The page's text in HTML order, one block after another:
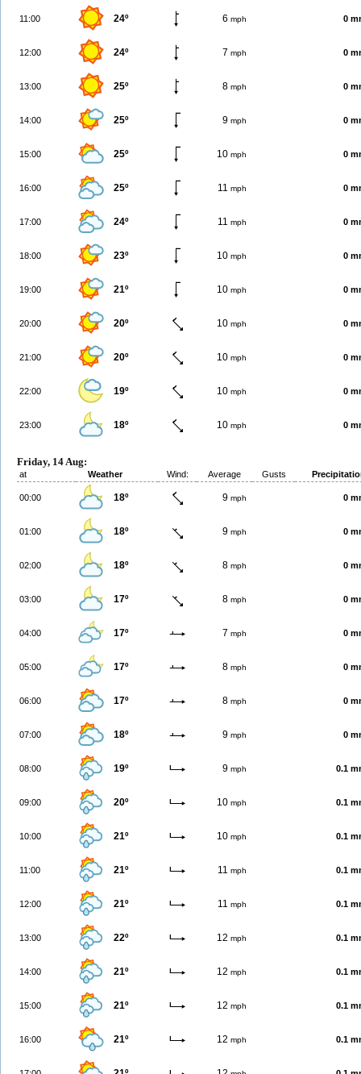
11:00 24º 6 mph 0
12:00 24º 7 mph 0
13:00 25º 8 mph 0
14:00 25º 9 mph 0
15:00 25º 10 mph 0
16:00 25º 11 mph 0
17:00 24º 11 mph 0
18:00 23º 10 mph 0
19:00 21º 10 mph 0
20:00 20º 10 mph 0
21:00 20º 10 mph 0
22:00 19º 10 mph 0
23:00 18º 10 mph 0
Friday, 14 Aug:
at Weather Wind: Average Gusts
00:00 18º 9 mph 0
01:00 18º 9 mph 0
02:00 18º 8 mph 0
03:00 17º 8 mph 0
04:00 17º 7 mph 0
05:00 17º 8 mph 0
06:00 17º 8 mph 0
07:00 18º 9 mph 0
08:00 19º 9 mph 0.1
09:00 20º 10 mph 0.1
10:00 21º 10 mph 0.1
11:00 21º 11 mph 0.1
12:00 21º 11 mph 0.1
13:00 22º 12 mph 0.1
14:00 21º 12 mph 0.1
15:00 21º 12 mph 0.1
16:00 21º 12 mph 0.1